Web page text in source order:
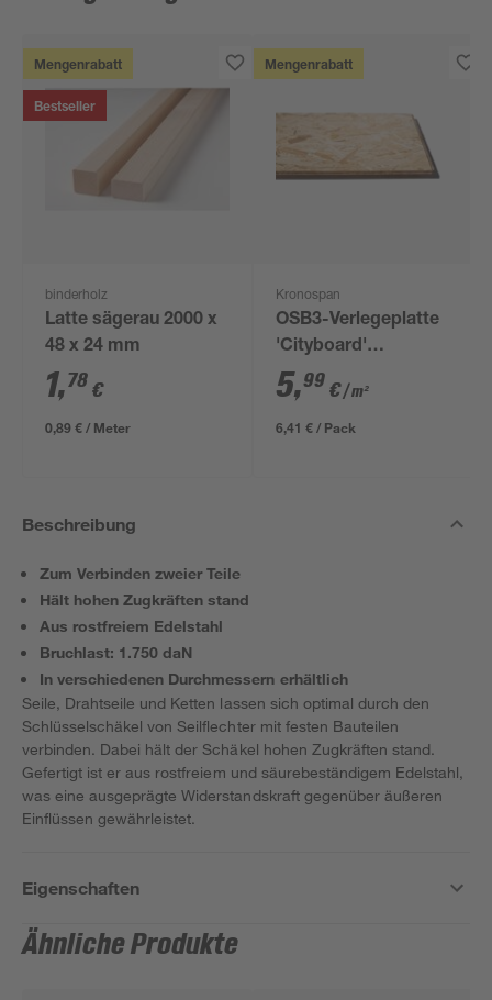
Mengenrabatt
Bestseller
binderholz
Latte sägerau 2000 x
48 x 24 mm
1,78 €
0,89 € / Meter
Mengenrabatt
Kronospan
OSB3-Verlegeplatte
'Cityboard'
ungeschliffen 1690 x
634 x 12 mm
5,99 €/ m²
6,41 € / Pack
Beschreibung
Zum Verbinden zweier Teile
Hält hohen Zugkräften stand
Aus rostfreiem Edelstahl
Bruchlast: 1.750 daN
In verschiedenen Durchmessern erhältlich
Seile, Drahtseile und Ketten lassen sich optimal durch den
Schlüsselschäkel von Seilflechter mit festen Bauteilen
verbinden. Dabei hält der Schäkel hohen Zugkräften stand.
Gefertigt ist er aus rostfreiem und säurebeständigem Edelstahl,
was eine ausgeprägte Widerstandskraft gegenüber äußeren
Einflüssen gewährleistet.
Eigenschaften
Ähnliche Produkte